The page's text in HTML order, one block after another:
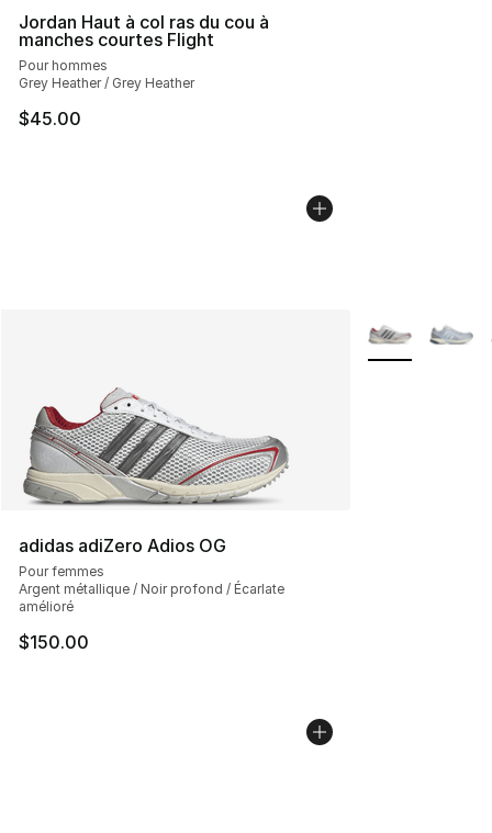
Jordan Haut à col ras du cou à
manches courtes Flight
Pour hommes
Grey Heather / Grey Heather
$45.00
adidas adiZero Adios OG
Pour femmes
Argent métallique / Noir profond / Écarlate
amélioré
$150.00
Plus de